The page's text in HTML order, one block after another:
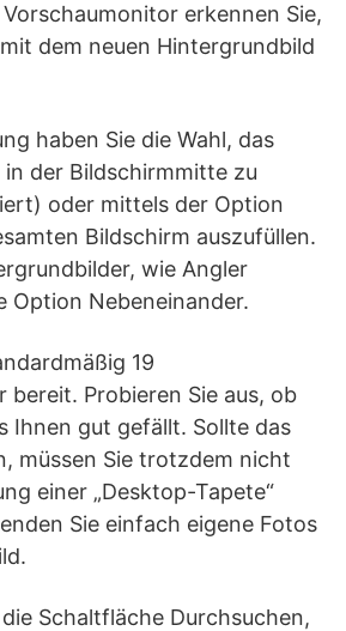
erkennen Sie,
dem neuen Hintergrundbild
haben Sie die Wahl, das
in der Bildschirmmitte zu
oder mittels der Option
Bildschirm auszufüllen.
wie Angler
Option Nebeneinander.
19
bereit. Probieren Sie aus, ob
Ihnen gut gefällt. Sollte das
müssen Sie trotzdem nicht
einer „Desktop-Tapete“
Sie einfach eigene Fotos
Schaltfläche Durchsuchen,